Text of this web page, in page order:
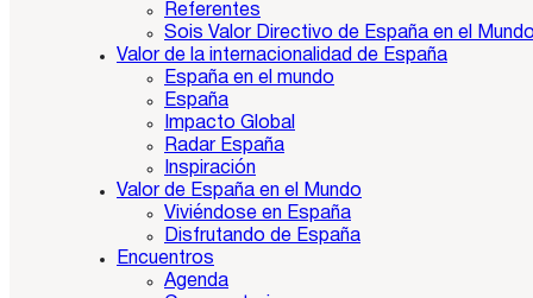
Referentes
Sois Valor Directivo de España en el
Valor de la internacionalidad de España
España en el mundo
España
Impacto Global
Radar España
Inspiración
Valor de España en el Mundo
Viviéndose en España
Disfrutando de España
Encuentros
Agenda